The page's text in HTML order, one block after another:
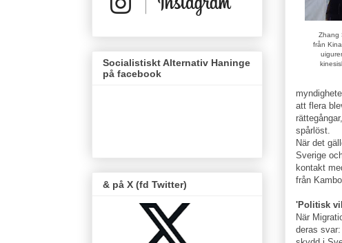
Zhang
från
att flera
spårlöst.
När det
Sverige
kontakt
från
'Politisk
När
deras
Socialistiskt Alternativ Haninge
på facebook
& på X (fd Twitter)